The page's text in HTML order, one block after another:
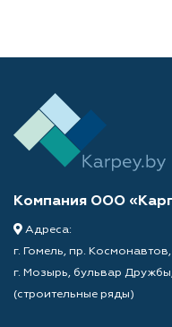
Компания ООО
Адреса:
г. Гомель, пр.
г. Мозырь, бульвар
(строительные ряды)